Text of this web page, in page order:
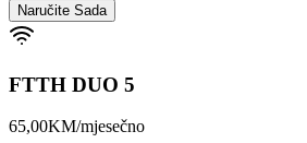
Naručite Sada
FTTH DUO 5
65,00KM/mjesečno